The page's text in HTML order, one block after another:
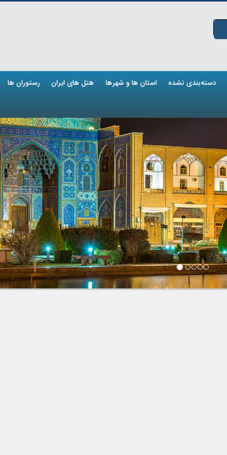
دسته‌بندی نشده استان ها و شهرها هتل های ایران رستوران ها